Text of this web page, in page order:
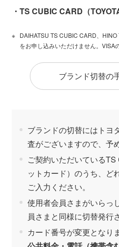
・TS CUBIC CARD（
DAIHATSU TS CUBIC CARD、
をお申し込みいただけません。VISA
ブランド切替の
ブランドの切替にはトヨ
査がございますので、予
ご契約いただいている
ットカード）のうち、ど
ご入力ください。
使用者会員さまがいらっ
員さまと同様に切替発行
カード番号が変更となり